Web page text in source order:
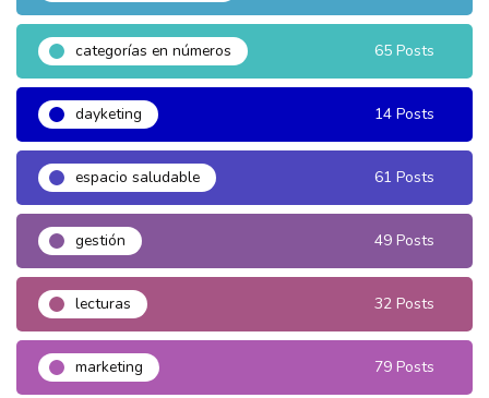
categorías en números 65 Posts
dayketing 14 Posts
espacio saludable 61 Posts
gestión 49 Posts
lecturas 32 Posts
marketing 79 Posts